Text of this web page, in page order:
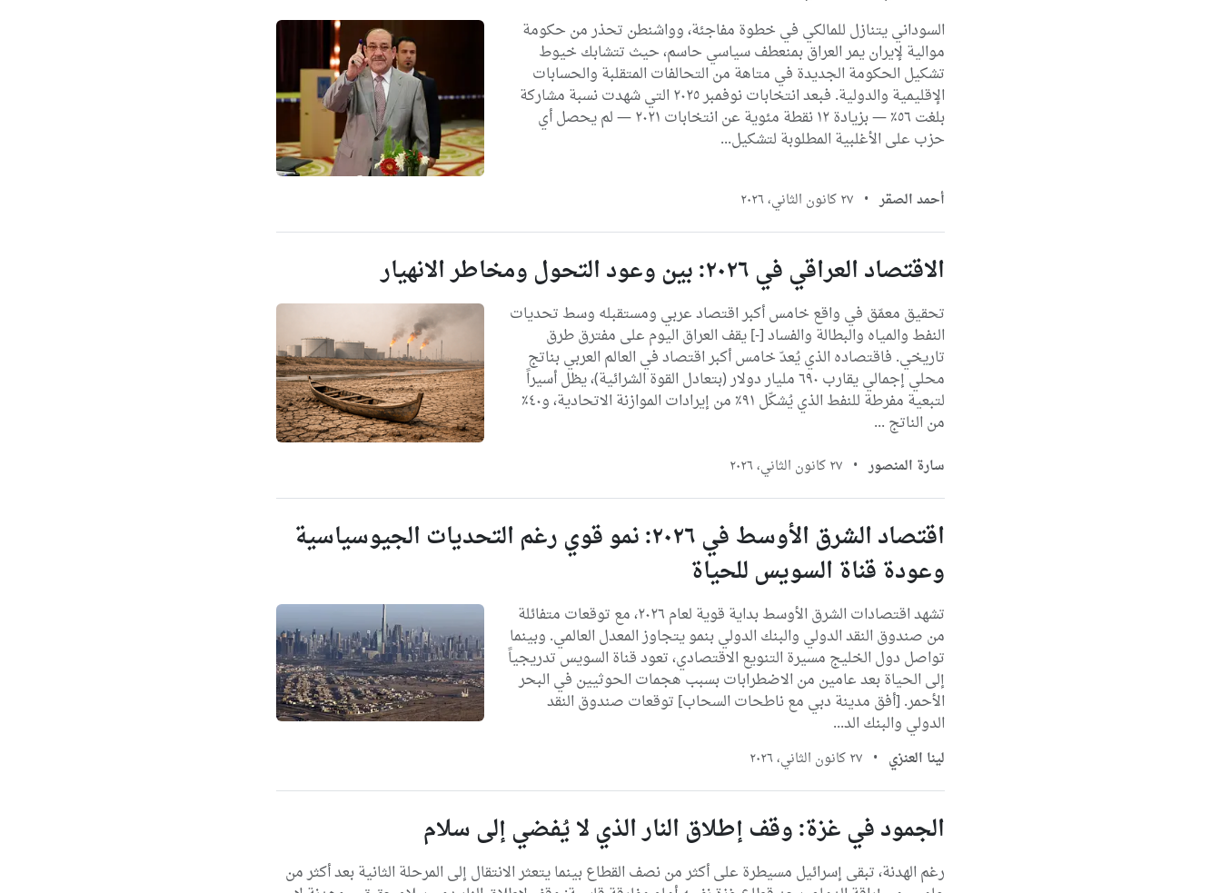
السوداني يتنازل للمالكي في خطوة مفاجئة، وواشنطن تحذر من حكومة
موالية لإيران يمر العراق بمنعطف سياسي حاسم، حيث تتشابك خيوط
تشكيل الحكومة الجديدة في متاهة من التحالفات المتقلبة والحسابات
الإقليمية والدولية. فبعد انتخابات نوفمبر ٢٠٢٥ التي شهدت نسبة مشاركة
بلغت ٥٦٪ — بزيادة ١٢ نقطة مئوية عن انتخابات ٢٠٢١ — لم يحصل أي
حزب على الأغلبية المطلوبة لتشكيل...
أحمد الصقر • ٢٧ كانون الثاني، ٢٠٢٦
الاقتصاد العراقي في ٢٠٢٦: بين وعود التحول ومخاطر الانهيار
تحقيق معمّق في واقع خامس أكبر اقتصاد عربي ومستقبله وسط تحديات
النفط والمياه والبطالة والفساد [-] يقف العراق اليوم على مفترق طرق
تاريخي. فاقتصاده الذي يُعدّ خامس أكبر اقتصاد في العالم العربي بناتج
محلي إجمالي يقارب ٦٩٠ مليار دولار (بتعادل القوة الشرائية)، يظل أسيراً
لتبعية مفرطة للنفط الذي يُشكّل ٩١٪ من إيرادات الموازنة الاتحادية، و٤٠٪
من الناتج ...
سارة المنصور • ٢٧ كانون الثاني، ٢٠٢٦
اقتصاد الشرق الأوسط في ٢٠٢٦: نمو قوي رغم التحديات الجيوسياسية
وعودة قناة السويس للحياة
تشهد اقتصادات الشرق الأوسط بداية قوية لعام ٢٠٢٦، مع توقعات متفائلة
من صندوق النقد الدولي والبنك الدولي بنمو يتجاوز المعدل العالمي. وبينما
تواصل دول الخليج مسيرة التنويع الاقتصادي، تعود قناة السويس تدريجياً
إلى الحياة بعد عامين من الاضطرابات بسبب هجمات الحوثيين في البحر
الأحمر. [أفق مدينة دبي مع ناطحات السحاب] توقعات صندوق النقد
الدولي والبنك الد...
لينا العنزي • ٢٧ كانون الثاني، ٢٠٢٦
الجمود في غزة: وقف إطلاق النار الذي لا يُفضي إلى سلام
رغم الهدنة، تبقى إسرائيل مسيطرة على أكثر من نصف القطاع بينما يتعثر الانتقال إلى المرحلة الثانية بعد أكثر من